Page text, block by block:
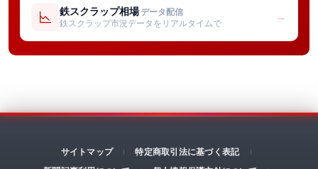
鉄スクラップ相場 データ配信
鉄スクラップ市況データをリアルタイムで
→
サイトマップ
特定商取引法に基づく表記